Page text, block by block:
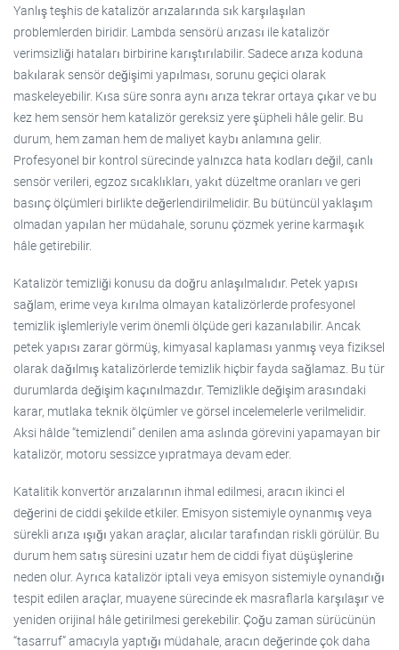
Yanlış teşhis de katalizör arızalarında sık karşılaşılan
problemlerden biridir. Lambda sensörü arızası ile katalizör
verimsizliği hataları birbirine karıştırılabilir. Sadece arıza koduna
bakılarak sensör değişimi yapılması, sorunu geçici olarak
maskeleyebilir. Kısa süre sonra aynı arıza tekrar ortaya çıkar ve bu
kez hem sensör hem katalizör gereksiz yere şüpheli hâle gelir. Bu
durum, hem zaman hem de maliyet kaybı anlamına gelir.
Profesyonel bir kontrol sürecinde yalnızca hata kodları değil, canlı
sensör verileri, egzoz sıcaklıkları, yakıt düzeltme oranları ve geri
basınç ölçümleri birlikte değerlendirilmelidir. Bu bütüncül yaklaşım
olmadan yapılan her müdahale, sorunu çözmek yerine karmaşık
hâle getirebilir.
Katalizör temizliği konusu da doğru anlaşılmalıdır. Petek yapısı
sağlam, erime veya kırılma olmayan katalizörlerde profesyonel
temizlik işlemleriyle verim önemli ölçüde geri kazanılabilir. Ancak
petek yapısı zarar görmüş, kimyasal kaplaması yanmış veya fiziksel
olarak dağılmış katalizörlerde temizlik hiçbir fayda sağlamaz. Bu tür
durumlarda değişim kaçınılmazdır. Temizlikle değişim arasındaki
karar, mutlaka teknik ölçümler ve görsel incelemelerle verilmelidir.
Aksi hâlde “temizlendi” denilen ama aslında görevini yapamayan bir
katalizör, motoru sessizce yıpratmaya devam eder.
Katalitik konvertör arızalarının ihmal edilmesi, aracın ikinci el
değerini de ciddi şekilde etkiler. Emisyon sistemiyle oynanmış veya
sürekli arıza ışığı yakan araçlar, alıcılar tarafından riskli görülür. Bu
durum hem satış süresini uzatır hem de ciddi fiyat düşüşlerine
neden olur. Ayrıca katalizör iptali veya emisyon sistemiyle oynandığı
tespit edilen araçlar, muayene sürecinde ek masraflarla karşılaşır ve
yeniden orijinal hâle getirilmesi gerekebilir. Çoğu zaman sürücünün
“tasarruf” amacıyla yaptığı müdahale, aracın değerinde çok daha